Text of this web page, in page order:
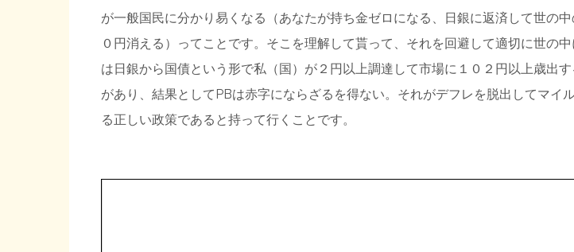
が一般国民に分かり易くなる（あなたが持ち金ゼロになる、日銀に返済して世の
０円消える）ってことです。そこを理解して貰って、それを回避して適切に世の
は日銀から国債という形で私（国）が２円以上調達して市場に１０２円以上歳出
があり、結果としてPBは赤字にならざるを得ない。それがデフレを脱出してマイ
る正しい政策であると持って行くことです。